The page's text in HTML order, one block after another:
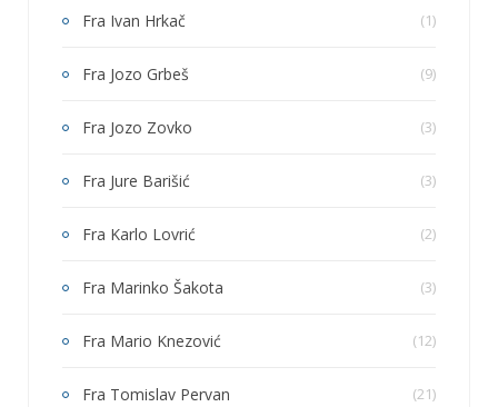
Fra Ivan Hrkač (1)
Fra Jozo Grbeš (9)
Fra Jozo Zovko (3)
Fra Jure Barišić (3)
Fra Karlo Lovrić (2)
Fra Marinko Šakota (3)
Fra Mario Knezović (12)
Fra Tomislav Pervan (21)